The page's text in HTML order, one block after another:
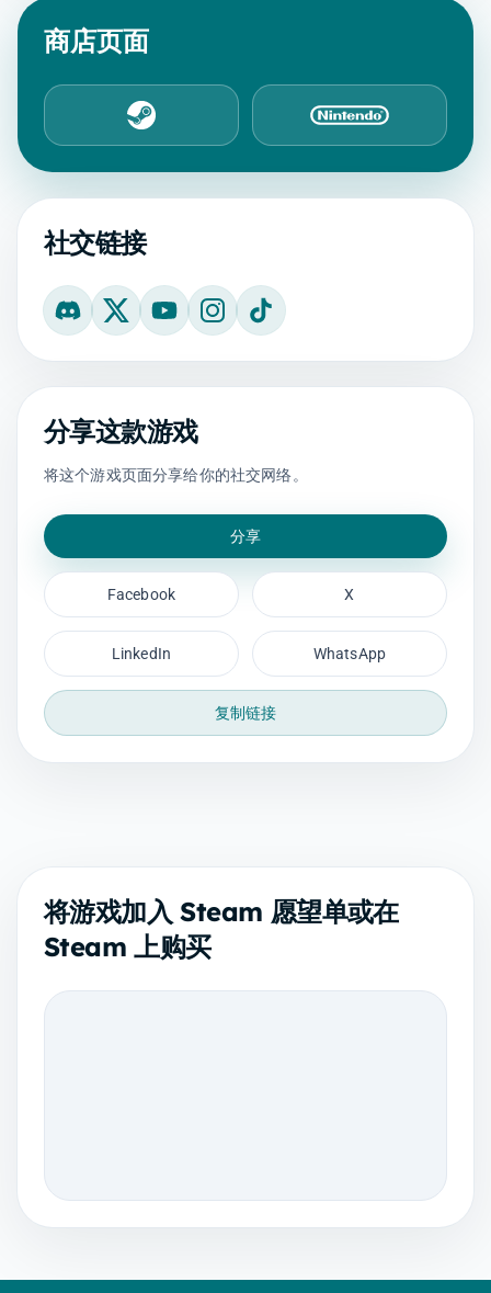
商店页面
Steam Nintendo eShop
社交链接
Discord
X YouTubeInstagram
TikTok
分享这款游戏
将这个游戏页面分享给你的社交网络。
分享
Facebook X
LinkedIn WhatsApp
复制链接
将游戏加入 Steam 愿望单或在
Steam 上购买